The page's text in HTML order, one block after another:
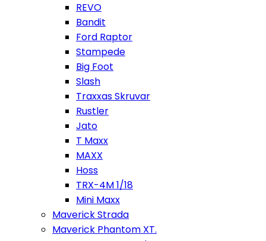
REVO
Bandit
Ford Raptor
Stampede
Big Foot
Slash
Traxxas Skruvar
Rustler
Jato
T Maxx
MAXX
Hoss
TRX-4M 1/18
Mini Maxx
Maverick Strada
Maverick Phantom XT.